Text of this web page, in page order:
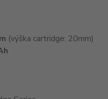
(výška cartridge: 20mm)